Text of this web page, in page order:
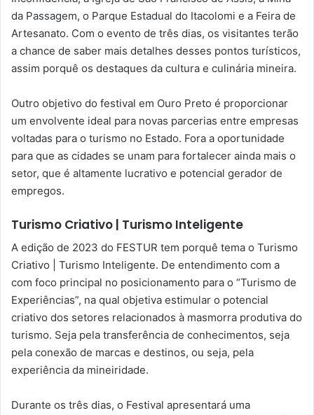
da Passagem, o Parque Estadual do Itacolomi e a Feira de
Artesanato. Com o evento de três dias, os visitantes terão
a chance de saber mais detalhes desses pontos turísticos,
assim porquê os destaques da cultura e culinária mineira.
Outro objetivo do festival em Ouro Preto é proporcionar
um envolvente ideal para novas parcerias entre empresas
voltadas para o turismo no Estado. Fora a oportunidade
para que as cidades se unam para fortalecer ainda mais o
setor, que é altamente lucrativo e potencial gerador de
empregos.
Turismo Criativo | Turismo Inteligente
A edição de 2023 do FESTUR tem porquê tema o Turismo
Criativo | Turismo Inteligente. De entendimento com a
com foco principal no posicionamento para o “Turismo de
Experiências”, na qual objetiva estimular o potencial
criativo dos setores relacionados à masmorra produtiva do
turismo. Seja pela transferência de conhecimentos, seja
pela conexão de marcas e destinos, ou seja, pela
experiência da mineiridade.
Durante os três dias, o Festival apresentará uma